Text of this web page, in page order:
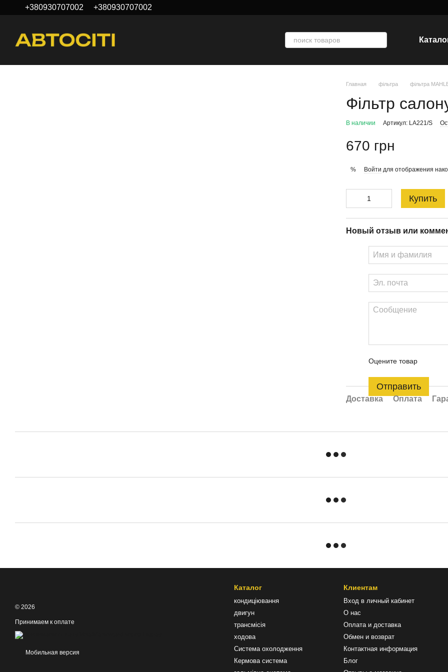
Перейти к основному контенту
+380930707002 +380930707002
Главная фільтра фільтра
Фільтр
В наличии Артикул: LA221/S
670 грн
% Войти для отображения
Купить
Новый отзыв или
Оцените товар
Отправить
Доставка Оплата
© 2026
Принимаем к оплате
Мобильная версия
Каталог
кондиціювання
двигун
трансмісія
ходова
Система охолодження
Кермова система
Клиентам
Вход в личный кабинет
О нас
Оплата и доставка
Обмен и возврат
Контактная информация
Блог